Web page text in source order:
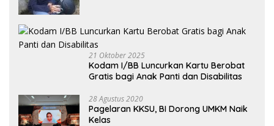
21 Oktober 2025
Kodam I/BB Luncurkan Kartu Berobat
Gratis bagi Anak Panti dan Disabilitas
28 Agustus 2020
Pagelaran KKSU, BI Dorong UMKM Naik
Kelas